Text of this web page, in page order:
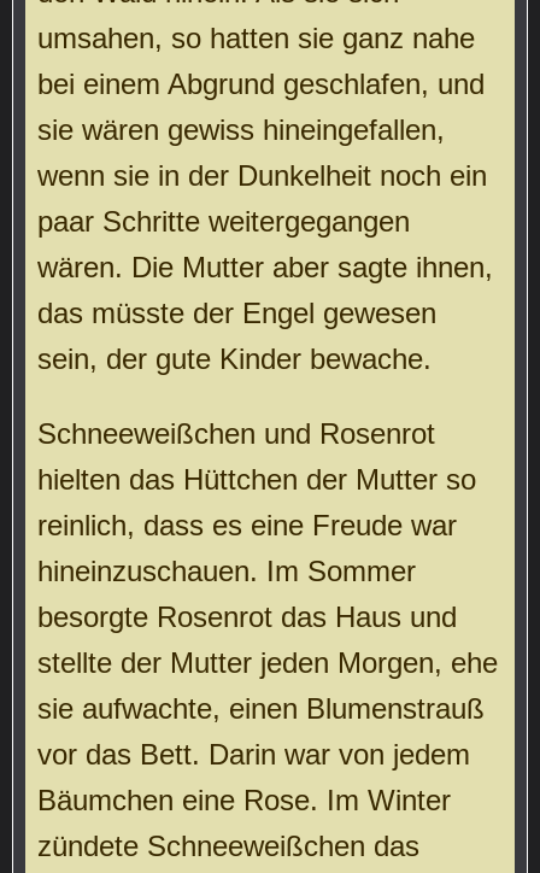
umsahen, so hatten sie ganz nahe
bei einem Abgrund geschlafen, und
sie wären gewiss hineingefallen,
wenn sie in der Dunkelheit noch ein
paar Schritte weitergegangen
wären. Die Mutter aber sagte ihnen,
das müsste der Engel gewesen
sein, der gute Kinder bewache.
Schneeweißchen und Rosenrot
hielten das Hüttchen der Mutter so
reinlich, dass es eine Freude war
hineinzuschauen. Im Sommer
besorgte Rosenrot das Haus und
stellte der Mutter jeden Morgen, ehe
sie aufwachte, einen Blumenstrauß
vor das Bett. Darin war von jedem
Bäumchen eine Rose. Im Winter
zündete Schneeweißchen das